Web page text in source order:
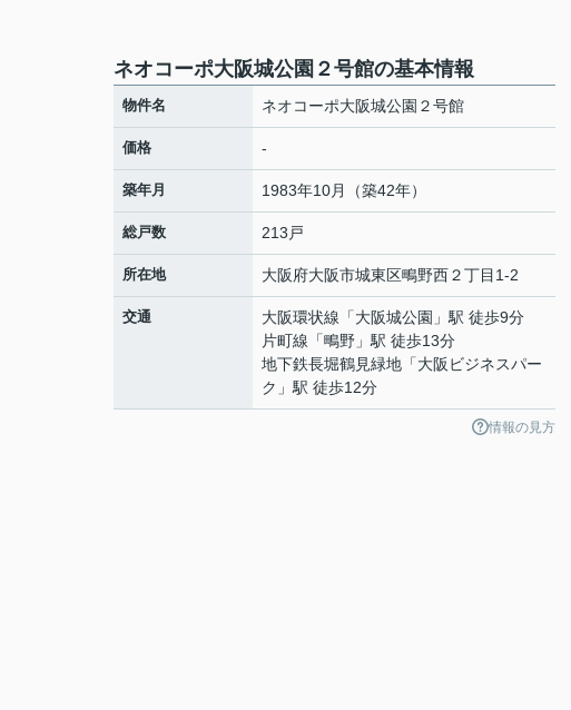
ネオコーポ大阪城公園２号館の基本情報
物件名 ネオコーポ大阪城公園２号館
価格 -
築年月 1983年10月（築42年）
総戸数 213戸
所在地 大阪府大阪市城東区鴫野西２丁目1-2
交通 大阪環状線 「大阪城公園 」駅 徒歩9分
片町線 「鴫野 」駅 徒歩13分
地下鉄長堀鶴見緑地 「大阪ビジネスパー
ク 」駅 徒歩12分
情報の見方